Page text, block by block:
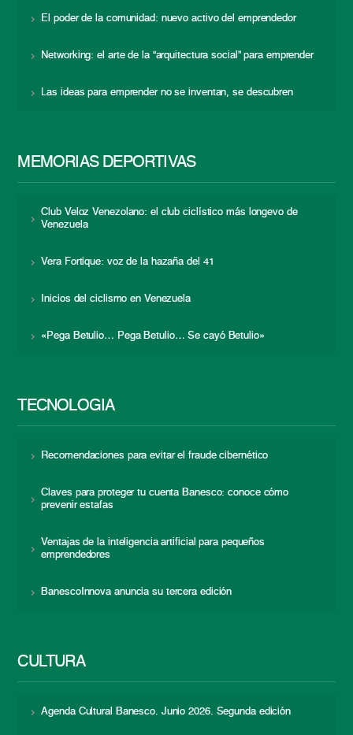
El poder de la comunidad: nuevo activo del emprendedor
Networking: el arte de la “arquitectura social” para emprender
Las ideas para emprender no se inventan, se descubren
MEMORIAS DEPORTIVAS
Club Veloz Venezolano: el club ciclístico más longevo de
Venezuela
Vera Fortique: voz de la hazaña del 41
Inicios del ciclismo en Venezuela
«Pega Betulio… Pega Betulio… Se cayó Betulio»
TECNOLOGÍA
Recomendaciones para evitar el fraude cibernético
Claves para proteger tu cuenta Banesco: conoce cómo
prevenir estafas
Ventajas de la inteligencia artificial para pequeños
emprendedores
BanescoInnova anuncia su tercera edición
CULTURA
Agenda Cultural Banesco. Junio 2026. Segunda edición